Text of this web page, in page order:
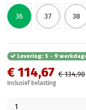
36 37 38
Levering: 5 - 9
€ 114,67 € 134,90
Inclusief belasting